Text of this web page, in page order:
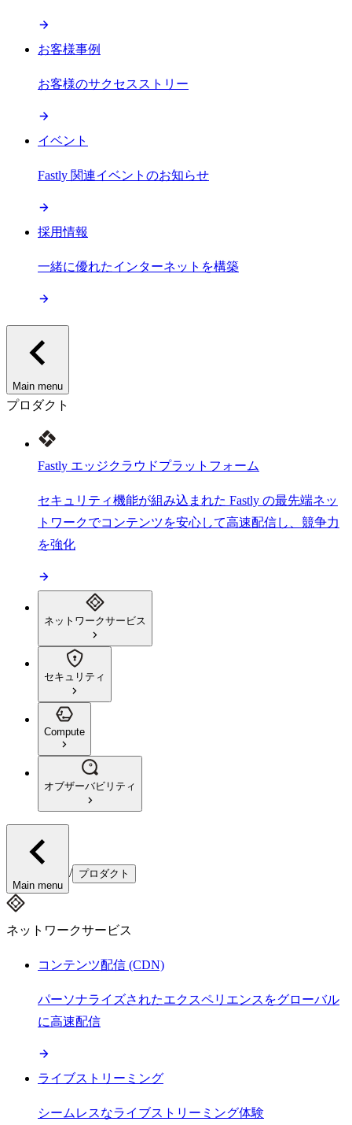
お客様事例
お客様のサクセスストリー
イベント
Fastly 関連イベントのお知らせ
採用情報
一緒に優れたインターネットを構築
Main menu
プロダクト
Fastly エッジクラウドプラットフォーム
セキュリティ機能が組み込まれた Fastly の最先端ネッ
トワークでコンテンツを安心して高速配信し、競争力
を強化
ネットワークサービス
セキュリティ
Compute
オブザーバビリティ
Main menu
/ プロダクト
ネットワークサービス
コンテンツ配信 (CDN)
パーソナライズされたエクスペリエンスをグローバル
に高速配信
ライブストリーミング
シームレスなライブストリーミング体験